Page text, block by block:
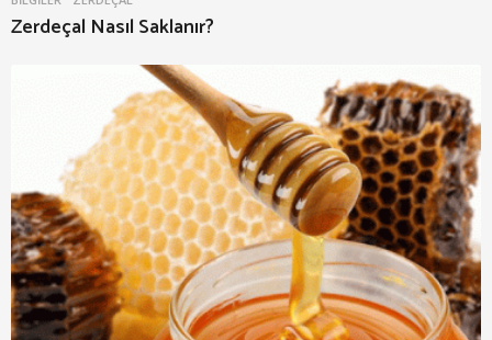
Zerdeçal Nasıl Saklanır?